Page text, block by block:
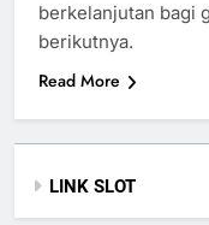
berkelanjutan bagi
berikutnya.
Read More
LINK SLOT